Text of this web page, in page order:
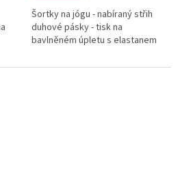
Šortky na jógu - nabíraný střih
duhové pásky - tisk na
bavlněném úpletu s elastanem